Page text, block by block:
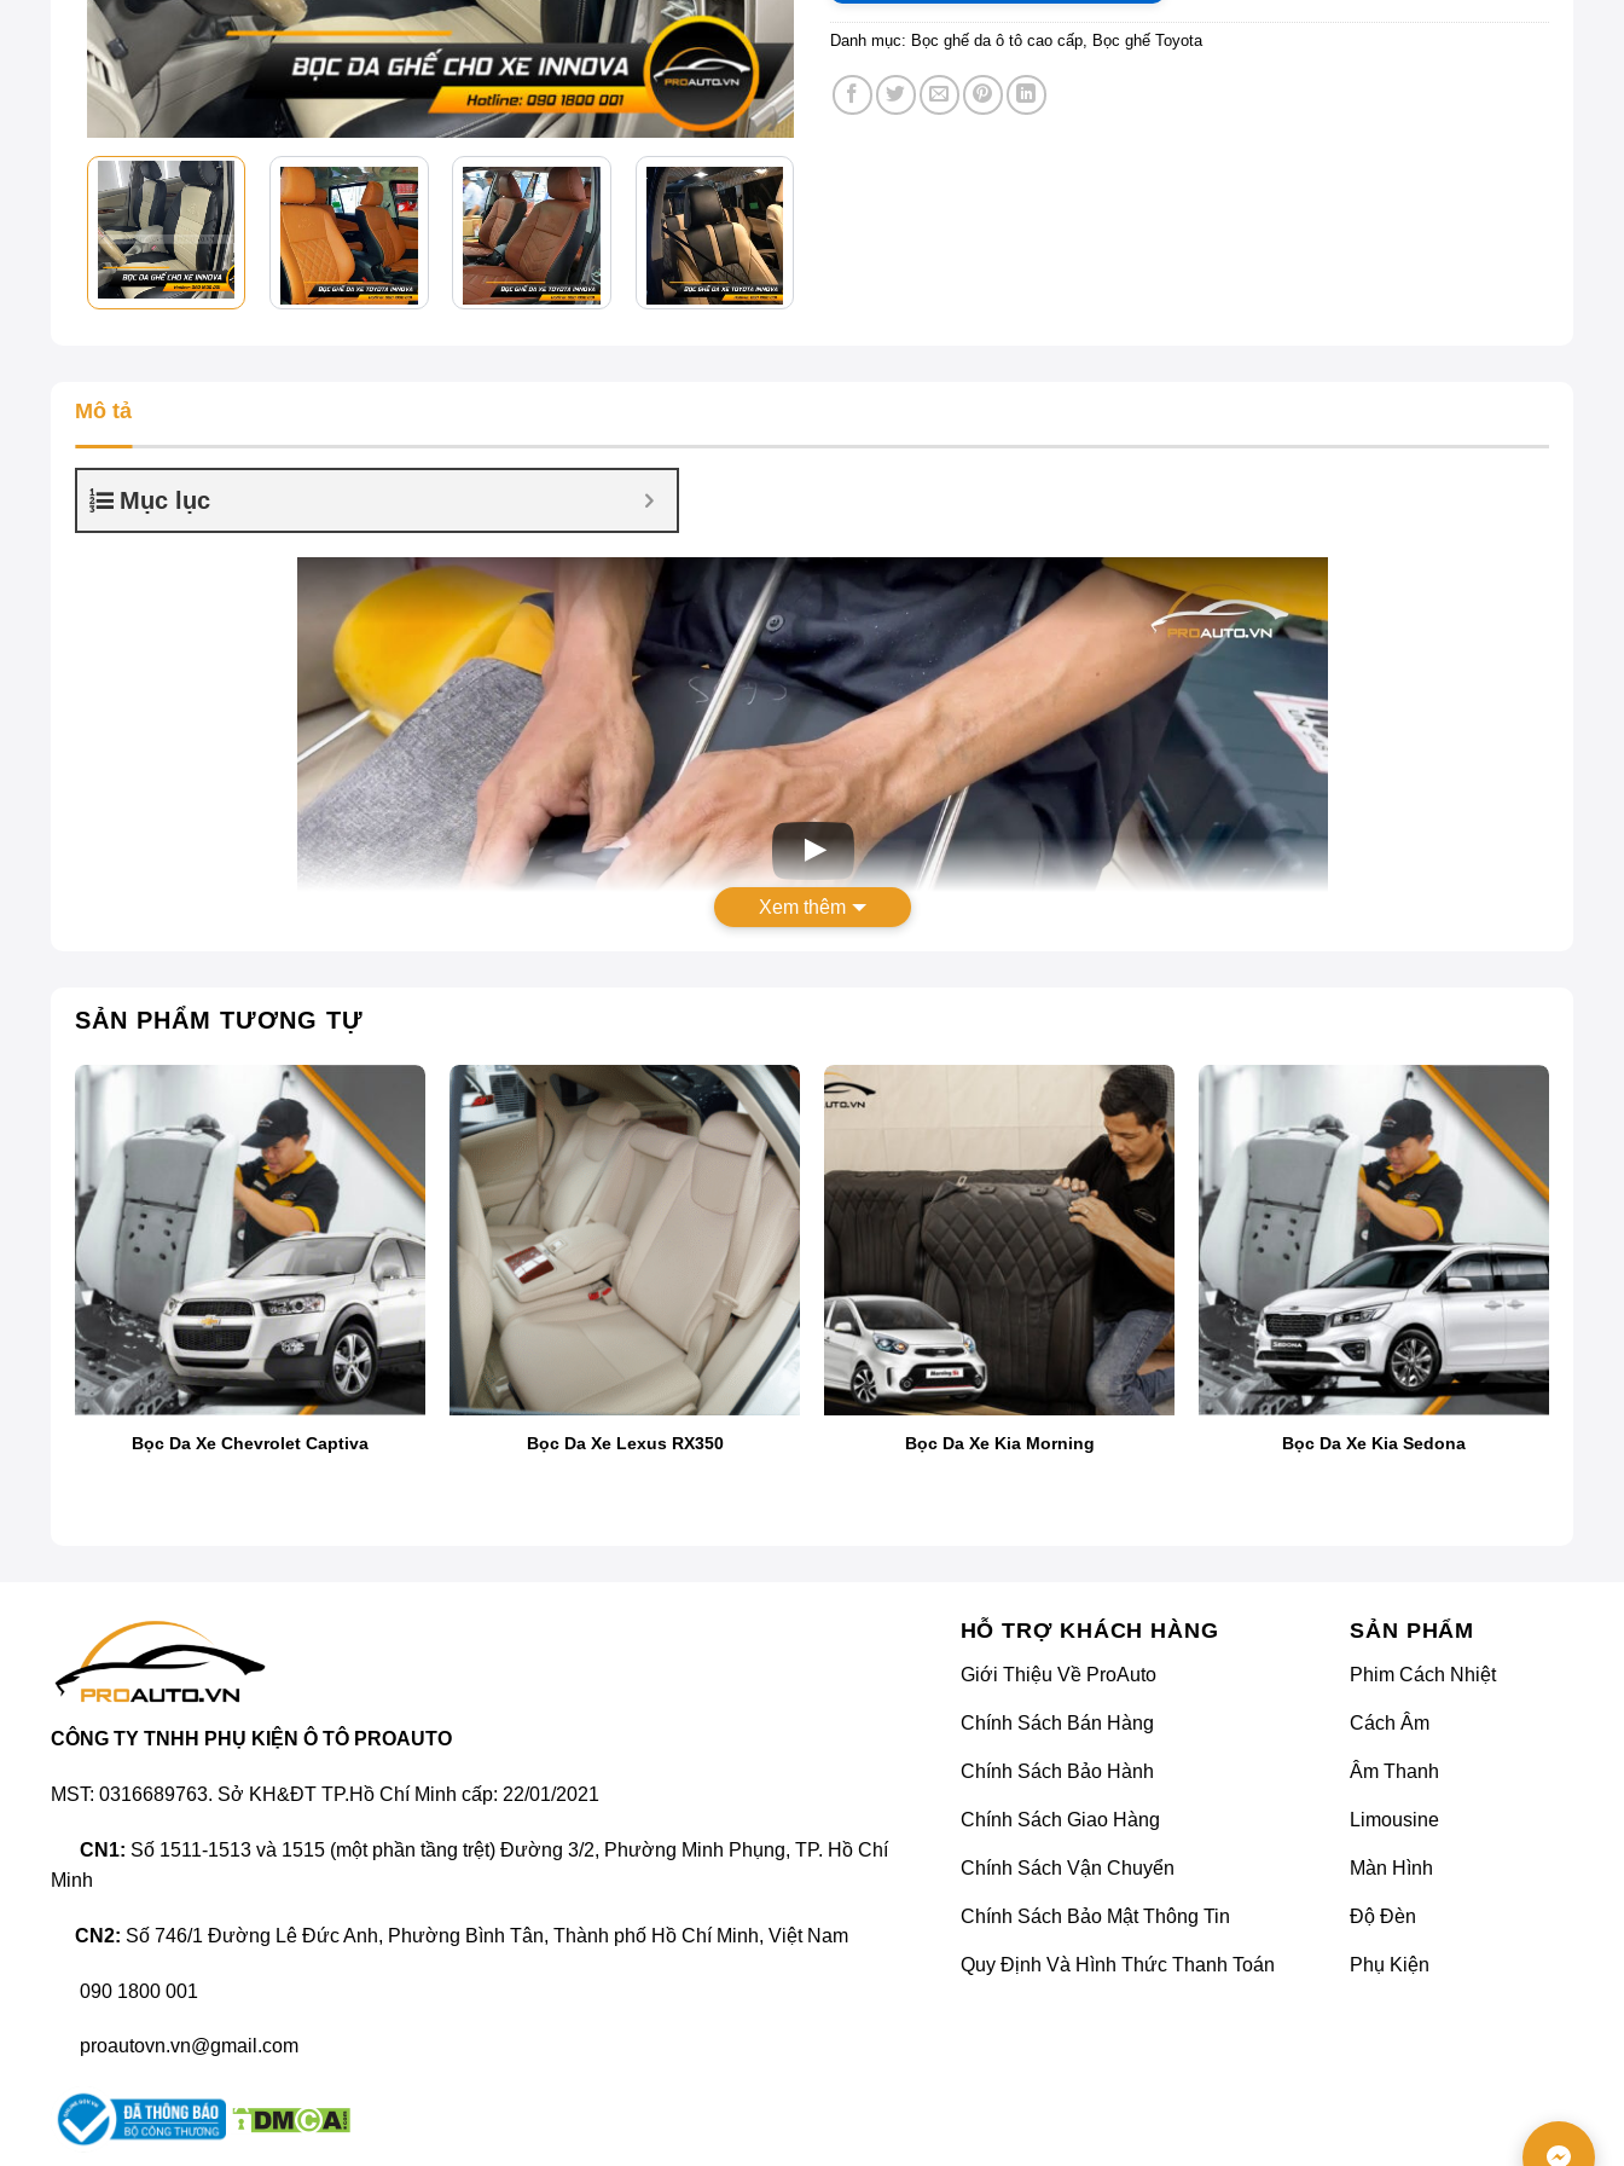
Danh mục: Bọc ghế da ô tô cao cấp, Bọc ghế Toyota
Mô tả
Mục lục
Cận cảnh bọc ghế da xe Toyota Innova tại Proauto.vn
Vấn đề bọc ghế da xe Innova đang được rất nhiều chủ xe quan tâm. Tuy là dòng xe SUV 7 chỗ nổi bật nhất trong phân khúc tầm trung, là dòng xe thuộc
top bán chạy nhất của hãng Toyota, nhưng chỉ những phiên bản cao cấp mới được bọc ghế da Innova, còn đa số là ghế bọc nỉ. Bài viết dưới đây sẽ giúp
các chủ xe có cái nhìn toàn diện nhất về bọc ghế da xe ô tô Innova, bọc ghế da xe Innova giá bao nhiêu cũng như kinh nghiệm bọc ghế da xe Innova từ
A đến Z.
Tại sao phải bọc ghế da xe Innova?
Xem thêm
SẢN PHẨM TƯƠNG TỰ
Bọc Da Xe Chevrolet Captiva Bọc Da Xe Lexus RX350 Bọc Da Xe Kia Morning Bọc Da Xe Kia Sedona
CÔNG TY TNHH PHỤ KIỆN Ô TÔ PROAUTO
MST: 0316689763. Sở KH&ĐT TP.Hồ Chí Minh cấp: 22/01/2021
CN1: Số 1511-1513 và 1515 (một phần tầng trệt) Đường 3/2, Phường Minh Phụng, TP. Hồ Chí
Minh
CN2: Số 746/1 Đường Lê Đức Anh, Phường Bình Tân, Thành phố Hồ Chí Minh, Việt Nam
090 1800 001
proautovn.vn@gmail.com
HỖ TRỢ KHÁCH HÀNG
Giới Thiệu Về ProAuto
Chính Sách Bán Hàng
Chính Sách Bảo Hành
Chính Sách Giao Hàng
Chính Sách Vận Chuyển
Chính Sách Bảo Mật Thông Tin
Quy Định Và Hình Thức Thanh Toán
SẢN PHẨM
Phim Cách Nhiệt
Cách Âm
Âm Thanh
Limousine
Màn Hình
Độ Đèn
Phụ Kiện